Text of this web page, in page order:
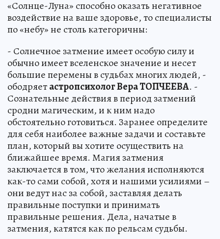
«Солнце-Луна» способно оказать негативное
воздействие на ваше здоровье, то специалисты
по «небу» не столь категоричны:
- Солнечное затмение имеет особую силу и
обычно имеет вселенское значение и несет
большие перемены в судьбах многих людей, -
ободряетастропсихолог Вера ТОПЧЕЕВА. -
Сознательные действия в период затмений
сродни магическим, и к ним надо
обстоятельно готовиться. Заранее определите
для себя наиболее важные задачи и составьте
план, который вы хотите осуществить на
ближайшее время. Магия затмения
заключается в том, что желания исполняются
как-то сами собой, хотя и нашими усилиями –
они ведут нас за собой, заставляя делать
правильные поступки и принимать
правильные решения. Дела, начатые в
затмения, катятся как по рельсам судьбы.